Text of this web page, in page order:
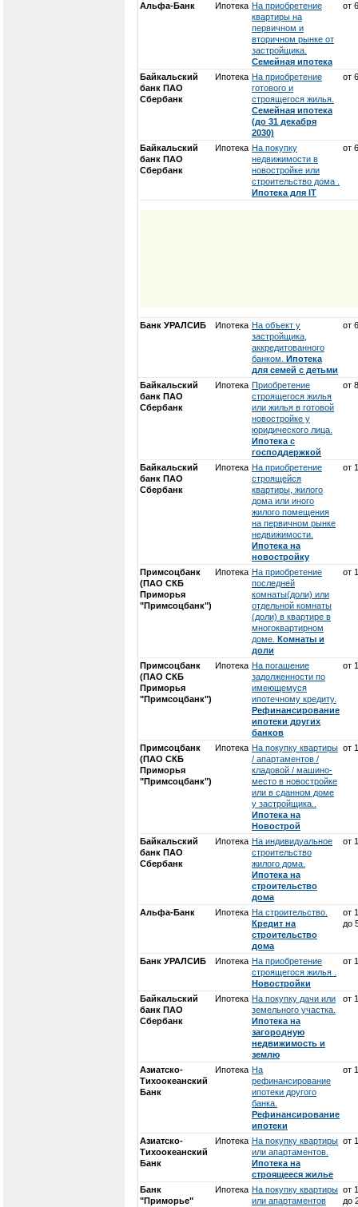
Альфа-Банк Ипотека На приобретение
квартиры на
первичном и
вторичном рынке от
застройщика.
Семейная ипотека
от
Байкальский
банк ПАО
Сбербанк
Ипотека На приобретение
готового и
строящегося жилья.
Семейная ипотека
(до 31 декабря
2030)
от
Байкальский
банк ПАО
Сбербанк
Ипотека На покупку
недвижимости в
новостройке или
строительство дома .
Ипотека для IT
от
Банк УРАЛСИБ Ипотека На объект у
застройщика,
аккредитованного
банком. Ипотека
для семей с детьми
от
Байкальский
банк ПАО
Сбербанк
Ипотека Приобретение
строящегося жилья
или жилья в готовой
новостройке у
юридического лица.
Ипотека с
господдержкой
от
Байкальский
банк ПАО
Сбербанк
Ипотека На приобретение
строящейся
квартиры, жилого
дома или иного
жилого помещения
на первичном рынке
недвижимости.
Ипотека на
новостройку
от
Примсоцбанк
(ПАО СКБ
Приморья
"Примсоцбанк")
Ипотека На приобретение
последней
комнаты(доли) или
отдельной комнаты
(доли) в квартире в
многоквартирном
доме. Комнаты и
доли
от
Примсоцбанк
(ПАО СКБ
Приморья
"Примсоцбанк")
Ипотека На погашение
задолженности по
имеющемуся
ипотечному кредиту.
Рефинансирование
ипотеки других
банков
от
Примсоцбанк
(ПАО СКБ
Приморья
"Примсоцбанк")
Ипотека На покупку квартиры
/ апартаментов /
кладовой / машино-
место в новостройке
или в сданном доме
у застройщика..
Ипотека на
Новострой
от
Байкальский
банк ПАО
Сбербанк
Ипотека На индивидуальное
строительство
жилого дома.
Ипотека на
строительство
дома
от
Альфа-Банк Ипотека На строительство.
Кредит на
строительство
дома
от
до
Банк УРАЛСИБ Ипотека На приобретение
строящегося жилья .
Новостройки
от
Байкальский
банк ПАО
Сбербанк
Ипотека На покупку дачи или
земельного участка.
Ипотека на
загородную
недвижимость и
землю
от
Азиатско-
Тихоокеанский
Банк
Ипотека На
рефинансирование
ипотеки другого
банка.
Рефинансирование
ипотеки
от
Азиатско-
Тихоокеанский
Банк
Ипотека На покупку квартиры
или апартаментов.
Ипотека на
строящееся жилье
от
Банк
"Приморье"
Ипотека На покупку квартиры
или апартаментов
от
до